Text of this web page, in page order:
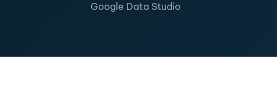
Google Data Studio